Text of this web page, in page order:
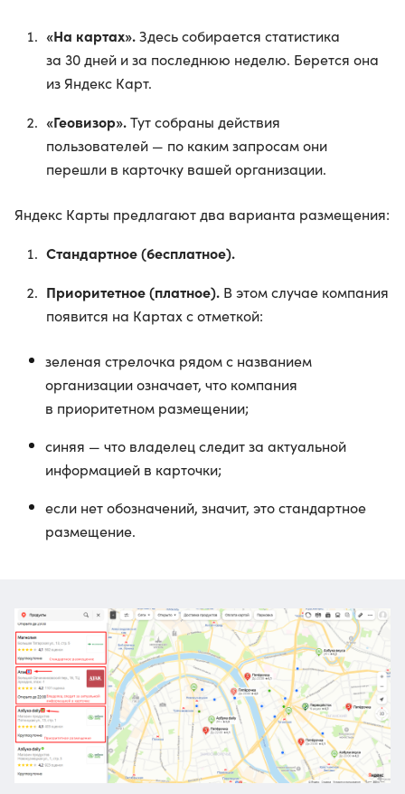
«На картах».Здесь собирается статистика
за 30 дней и за последнюю неделю. Берется она
из Яндекс Карт.
«Геовизор».Тут собраны действия
пользователей — по каким запросам они
перешли в карточку вашей организации.
Яндекс Карты предлагают два варианта размещения:
Стандартное (бесплатное).
Приоритетное (платное). В этом случае компания
появится на Картах с отметкой:
зеленая стрелочка рядом с названием
организации означает, что компания
в приоритетном размещении;
синяя — что владелец следит за актуальной
информацией в карточки;
если нет обозначений, значит, это стандартное
размещение.